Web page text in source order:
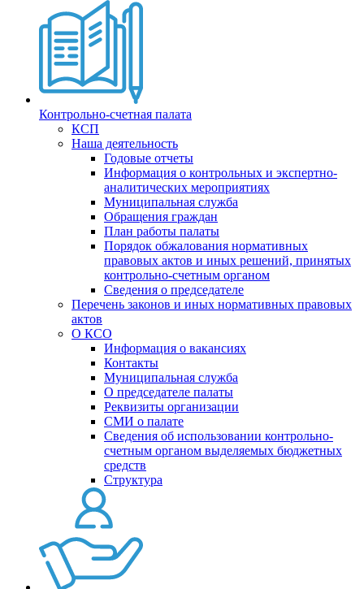
Контрольно-счетная палата
КСП
Наша деятельность
Годовые отчеты
Информация о контрольных и экспертно-
аналитических мероприятиях
Муниципальная служба
Обращения граждан
План работы палаты
Порядок обжалования нормативных
правовых актов и иных решений, принятых
контрольно-счетным органом
Сведения о председателе
Перечень законов и иных нормативных правовых
актов
О КСО
Информация о вакансиях
Контакты
Муниципальная служба
О председателе палаты
Реквизиты организации
СМИ о палате
Сведения об использовании контрольно-
счетным органом выделяемых бюджетных
средств
Структура